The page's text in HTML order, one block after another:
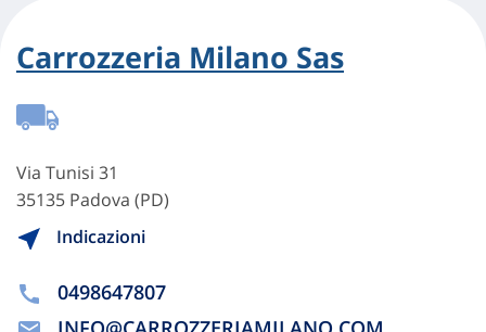
Carrozzeria Milano Sas
Via Tunisi 31
35135 Padova (PD)
Indicazioni
0498647807